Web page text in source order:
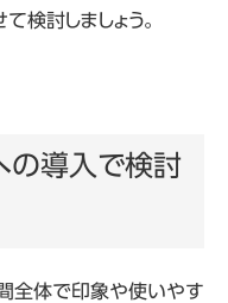
検討しましょう。
の導入で検討
全体で印象や使いやす